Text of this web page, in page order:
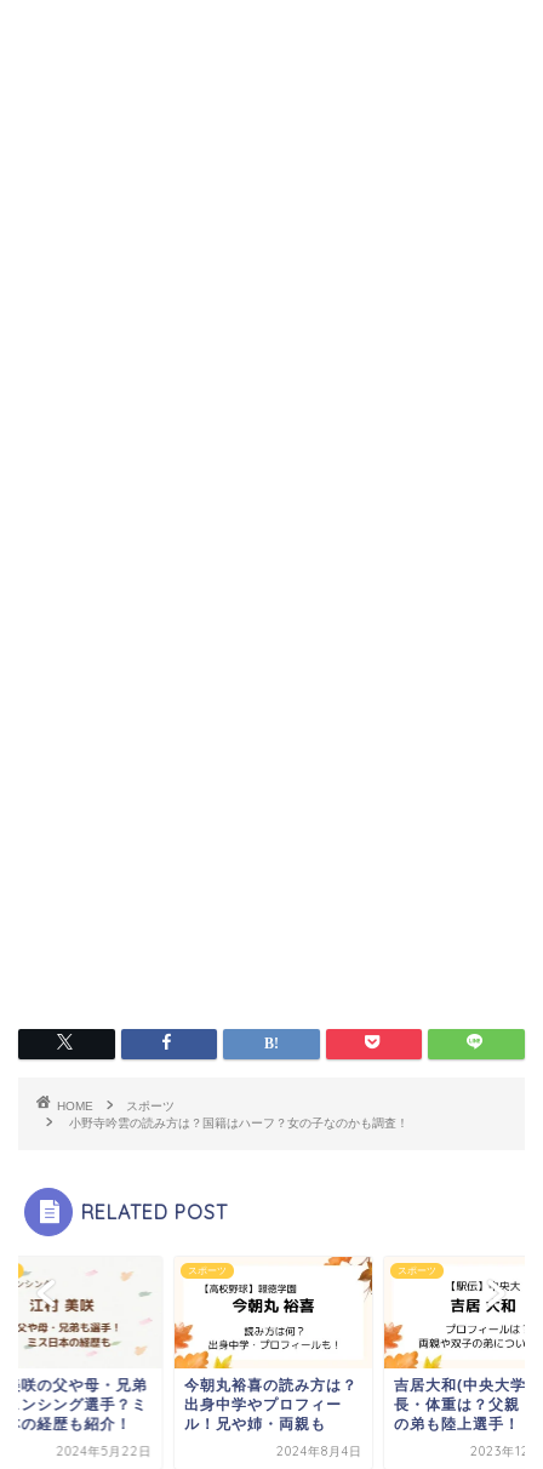
HOME
スポーツ
小野寺吟雲の読み方は？国籍はハーフ？女の子なのかも調査！
RELATED POST
丸裕喜の読み方は？
中学やプロフィー
兄や姉・両親も
2024年8月4日
スポーツ
吉居大和(中央大学)の身
長・体重は？父親・双子
の弟も陸上選手！
2023年12月26日
スポーツ
江村美咲の父や母・
もフェンシング選手
ス日本の経歴も紹介
2024年5